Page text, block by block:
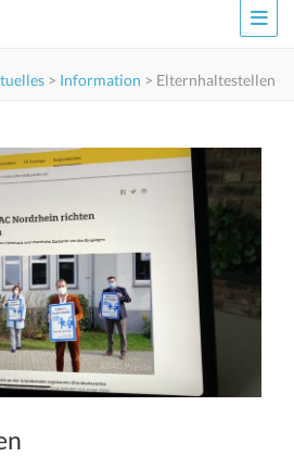
> Information > Elternhaltestellen